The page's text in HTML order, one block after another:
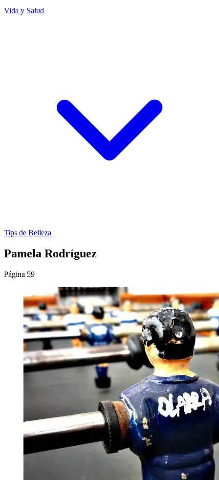
Vida y Salud
Tips de Belleza
Pamela Rodríguez
Página 59